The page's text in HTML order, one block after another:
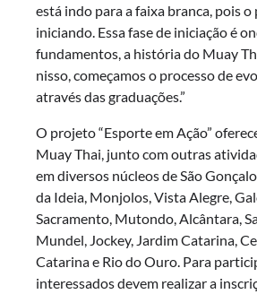
está indo para a faixa branca, pois
iniciando. Essa fase de iniciação é
fundamentos, a história do Muay
nisso, começamos o processo de
através das graduações.”
O projeto “Esporte em Ação”
Muay Thai, junto com outras
em diversos núcleos de São
da Ideia, Monjolos, Vista Alegre,
Sacramento, Mutondo, Alcântara,
Mundel, Jockey, Jardim Catarina,
Catarina e Rio do Ouro. Para
interessados devem realizar a